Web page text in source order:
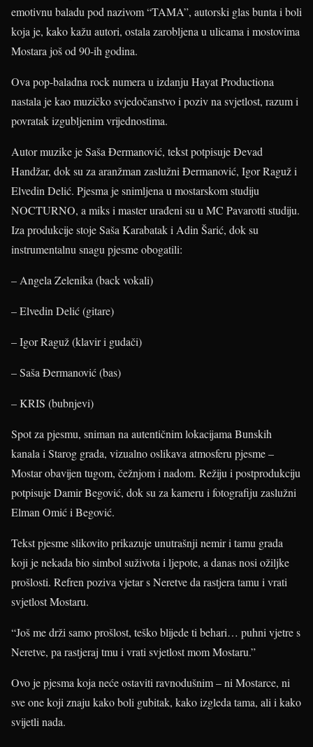
emotivnu baladu pod nazivom “TAMA”, autorski glas bunta i boli
koja je, kako kažu autori, ostala zarobljena u ulicama i mostovima
Mostara još od 90-ih godina.
Ova pop-baladna rock numera u izdanju Hayat Productiona
nastala je kao muzičko svjedočanstvo i poziv na svjetlost, razum i
povratak izgubljenim vrijednostima.
Autor muzike je Saša Đermanović, tekst potpisuje Đevad
Handžar, dok su za aranžman zaslužni Đermanović, Igor Raguž i
Elvedin Delić. Pjesma je snimljena u mostarskom studiju
NOCTURNO, a miks i master urađeni su u MC Pavarotti studiju.
Iza produkcije stoje Saša Karabatak i Adin Šarić, dok su
instrumentalnu snagu pjesme obogatili:
– Angela Zelenika (back vokali)
– Elvedin Delić (gitare)
– Igor Raguž (klavir i gudači)
– Saša Đermanović (bas)
– KRIS (bubnjevi)
Spot za pjesmu, sniman na autentičnim lokacijama Bunskih
kanala i Starog grada, vizualno oslikava atmosferu pjesme –
Mostar obavijen tugom, čežnjom i nadom. Režiju i postprodukciju
potpisuje Damir Begović, dok su za kameru i fotografiju zaslužni
Elman Omić i Begović.
Tekst pjesme slikovito prikazuje unutrašnji nemir i tamu grada
koji je nekada bio simbol suživota i ljepote, a danas nosi ožiljke
prošlosti. Refren poziva vjetar s Neretve da rastjera tamu i vrati
svjetlost Mostaru.
“Još me drži samo prošlost, teško blijede ti behari… puhni vjetre s
Neretve, pa rastjeraj tmu i vrati svjetlost mom Mostaru.”
Ovo je pjesma koja neće ostaviti ravnodušnim – ni Mostarce, ni
sve one koji znaju kako boli gubitak, kako izgleda tama, ali i kako
svijetli nada.